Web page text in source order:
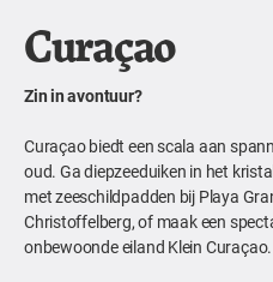
Curaçao
Zin in avontuur?
Curaçao biedt een scala aan
oud. Ga diepzeeduiken in het
met zeeschildpadden bij Playa
Christoffelberg, of maak een
onbewoonde eiland Klein Curaçao.